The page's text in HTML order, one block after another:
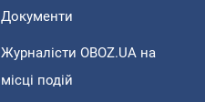
Документи
Журналісти OBOZ.UA на
місці подій